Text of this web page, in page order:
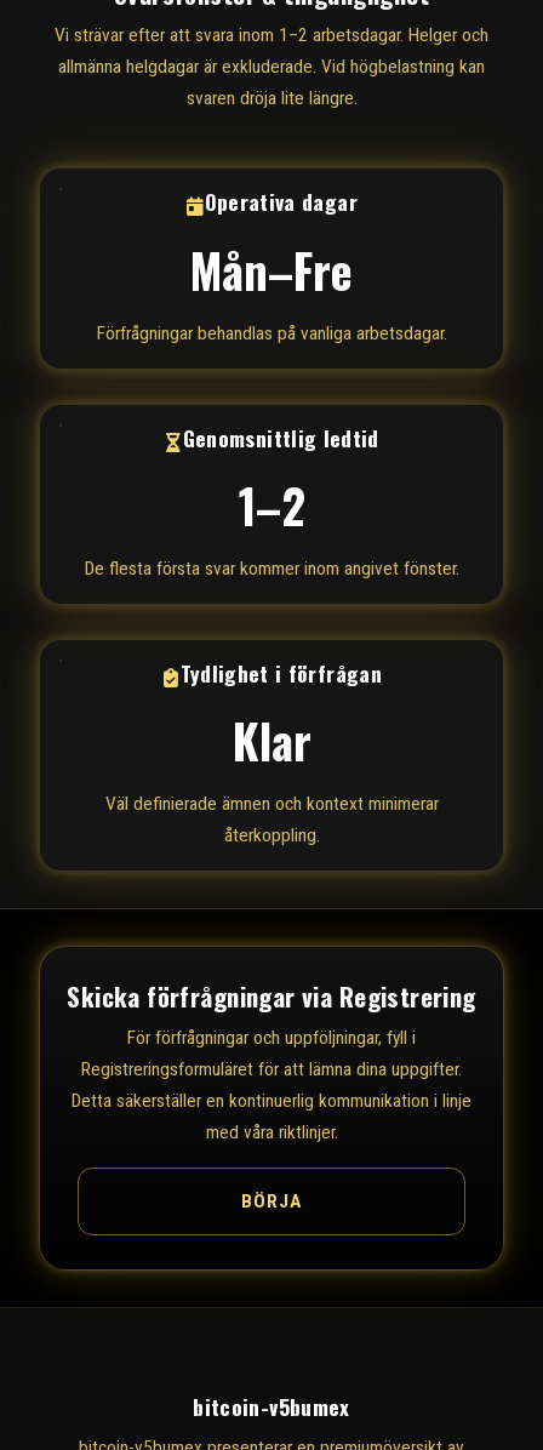
Vi strävar efter att svara inom 1–2 arbetsdagar. Helger och
allmänna helgdagar är exkluderade. Vid högbelastning kan
svaren dröja lite längre.
Operativa dagar
Mån–Fre
Förfrågningar behandlas på vanliga arbetsdagar.
Genomsnittlig ledtid
1–2
De flesta första svar kommer inom angivet fönster.
Tydlighet i förfrågan
Klar
Väl definierade ämnen och kontext minimerar
återkoppling.
Skicka förfrågningar via Registrering
För förfrågningar och uppföljningar, fyll i
Registreringsformuläret för att lämna dina uppgifter.
Detta säkerställer en kontinuerlig kommunikation i linje
med våra riktlinjer.
BÖRJA
bitcoin-v5bumex